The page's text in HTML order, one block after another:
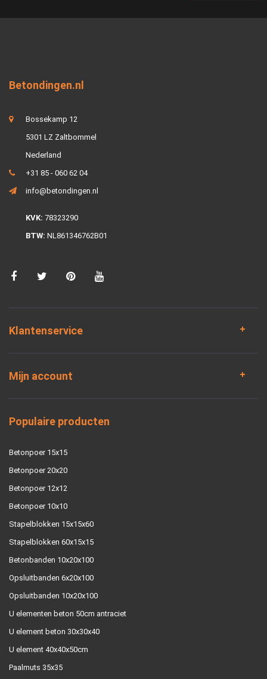
Betondingen.nl
Bossekamp 12
5301 LZ Zaltbommel
Nederland
+31 85 - 060 62 04
info@betondingen.nl
KVK: 78323290
BTW: NL861346762B01
Klantenservice
Mijn account
Populaire producten
Betonpoer 15x15
Betonpoer 20x20
Betonpoer 12x12
Betonpoer 10x10
Stapelblokken 15x15x60
Stapelblokken 60x15x15
Betonbanden 10x20x100
Opsluitbanden 6x20x100
Opsluitbanden 10x20x100
U elementen beton 50cm antraciet
U element beton 30x30x40
U element 40x40x50cm
Paalmuts 35x35